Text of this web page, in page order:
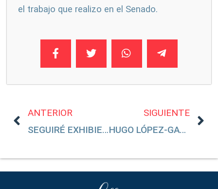
el trabajo que realizo en el Senado.
ANTERIOR
SEGUIRÉ EXHIBIENDO A LOS DE MORENA
SIGUIENTE
HUGO LÓPEZ-GATELL DEBE COMPARECER